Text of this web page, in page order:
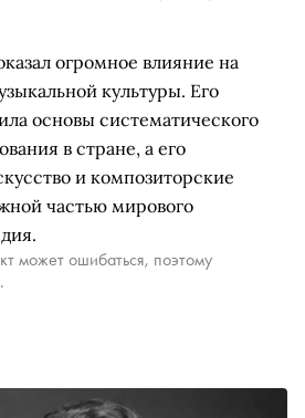
огромное влияние на
культуры. Его
основы систематического
в стране, а его
и композиторские
частью мирового
может ошибаться, поэтому